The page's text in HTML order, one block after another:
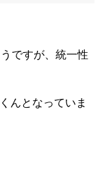
ですが、統一性
んとなっていま